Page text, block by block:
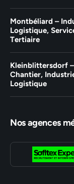
Montbéliard –
Logistique,
Tertiaire
Kleinblittersdorf –
Chantier,
Logistique
Nos agences